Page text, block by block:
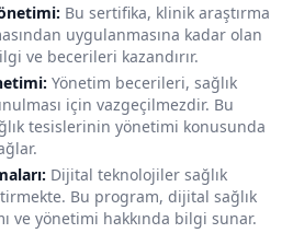
Bu sertifika, klinik araştırma
uygulanmasına kadar olan
ve becerileri kazandırır.
Yönetim becerileri, sağlık
için vazgeçilmezdir. Bu
tesislerinin yönetimi konusunda
Dijital teknolojiler sağlık
Bu program, dijital sağlık
ve yönetimi hakkında bilgi sunar.